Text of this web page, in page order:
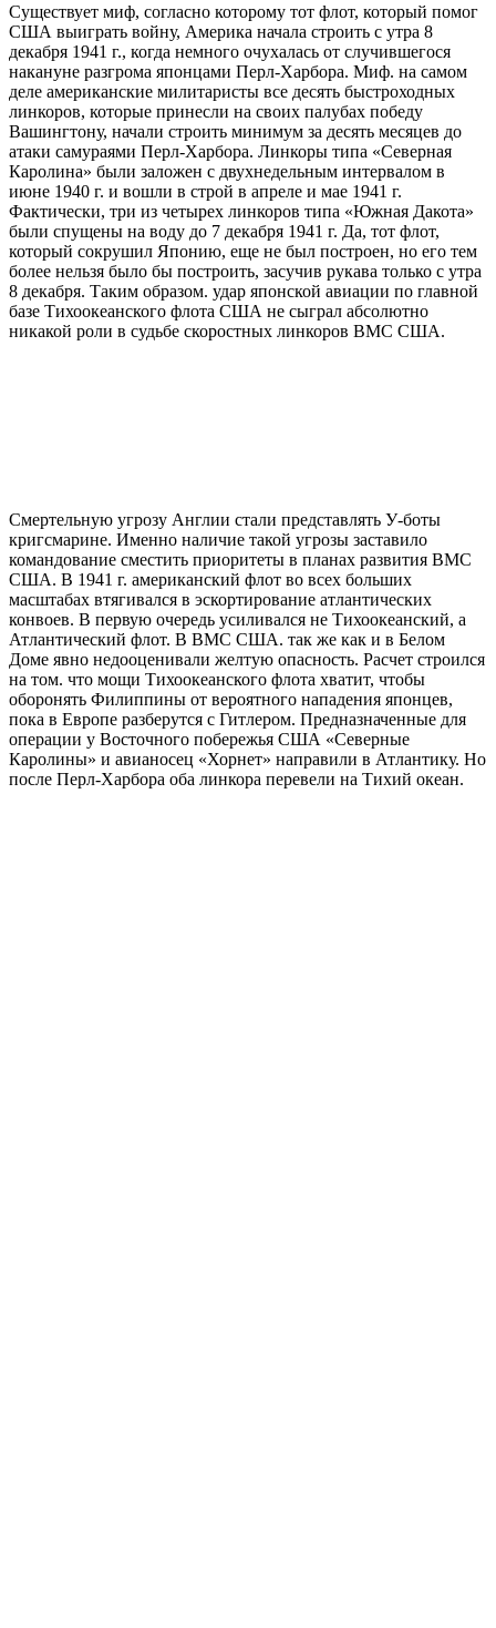
Существует миф, согласно которому тот флот, который помог
США выиграть войну, Америка начала строить с утра 8
декабря 1941 г., когда немного очухалась от случившегося
накануне разгрома японцами Перл-Харбора. Миф. на самом
деле американские милитаристы все десять быстроходных
линкоров, которые принесли на своих палубах победу
Вашингтону, начали строить минимум за десять месяцев до
атаки самураями Перл-Харбора. Линкоры типа «Северная
Каролина» были заложен с двухнедельным интервалом в
июне 1940 г. и вошли в строй в апреле и мае 1941 г.
Фактически, три из четырех линкоров типа «Южная Дакота»
были спущены на воду до 7 декабря 1941 г. Да, тот флот,
который сокрушил Японию, еще не был построен, но его тем
более нельзя было бы построить, засучив рукава только с утра
8 декабря. Таким образом. удар японской авиации по главной
базе Тихоокеанского флота США не сыграл абсолютно
никакой роли в судьбе скоростных линкоров ВМС США.
Смертельную угрозу Англии стали представлять У-боты
кригсмарине. Именно наличие такой угрозы заставило
командование сместить приоритеты в планах развития ВМС
США. В 1941 г. американский флот во всех больших
масштабах втягивался в эскортирование атлантических
конвоев. В первую очередь усиливался не Тихоокеанский, а
Атлантический флот. В ВМС США. так же как и в Белом
Доме явно недооценивали желтую опасность. Расчет строился
на том. что мощи Тихоокеанского флота хватит, чтобы
оборонять Филиппины от вероятного нападения японцев,
пока в Европе разберутся с Гитлером. Предназначенные для
операции у Восточного побережья США «Северные
Каролины» и авианосец «Хорнет» направили в Атлантику. Но
после Перл-Харбора оба линкора перевели на Тихий океан.